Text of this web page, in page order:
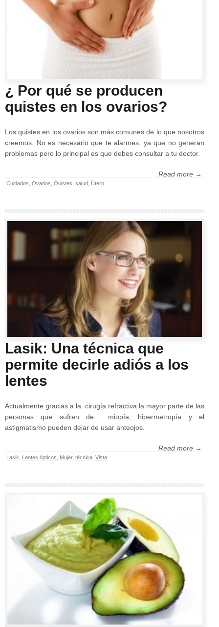
¿ Por qué se producen
quistes en los ovarios?
Los quistes en los ovarios son más comunes de lo que nosotros
creemos. No es necesario que te alarmes, ya que no generan
problemas pero lo principal es que debes consultar a tu doctor.
Read more →
Cuidados Ovarios Quistes salud Útero
Lasik: Una técnica que
permite decirle adiós a los
lentes
Actualmente gracias a la cirugía refractiva la mayor parte de las
personas que sufren de miopía, hipermetropía y el
astigmatismo pueden dejar de usar anteojos.
Read more →
Lasik Lentes ópticos Mujer, técnica Vista